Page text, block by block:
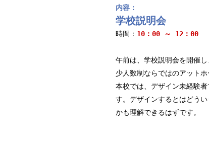
内容：
学校説明会
時間： 10：00 ～ 12：00
午前は、学校説明会を開催
少人数制ならではのアット
本校では、デザイン未経験
す。デザインするとはどう
かも理解できるはずです。